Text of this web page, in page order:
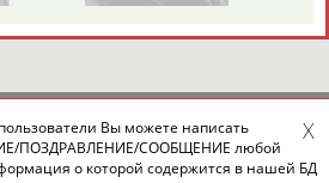
Вы можете написать
ПОЗДРАВЛЕНИЕ/СООБЩЕНИЕ любой
о которой содержится в нашей БД